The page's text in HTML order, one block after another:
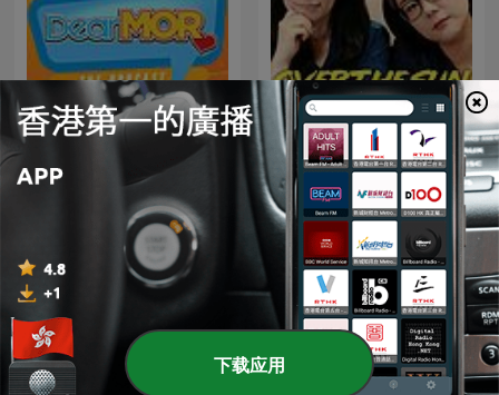
Dear MOR
TBSラジオ『ジェーン・スー
と堀井美香の「OVER THE
SUN」』
下载应用